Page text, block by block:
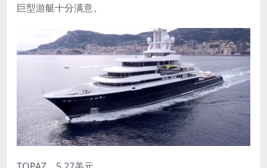
巨型游艇十分满意。